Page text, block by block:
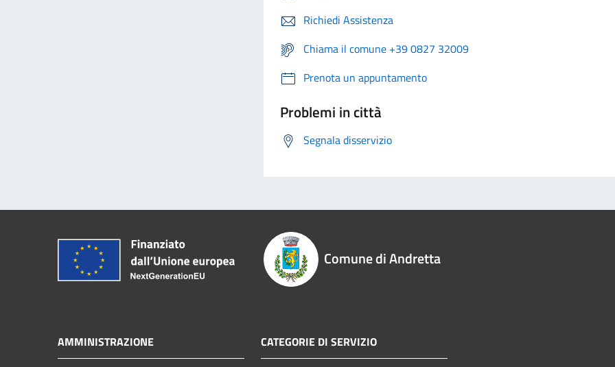
Richiedi Assistenza
Chiama il comune +39 0827 32009
Prenota un appuntamento
Problemi in città
Segnala disservizio
Comune di Andretta
AMMINISTRAZIONE CATEGORIE DI SERVIZIO